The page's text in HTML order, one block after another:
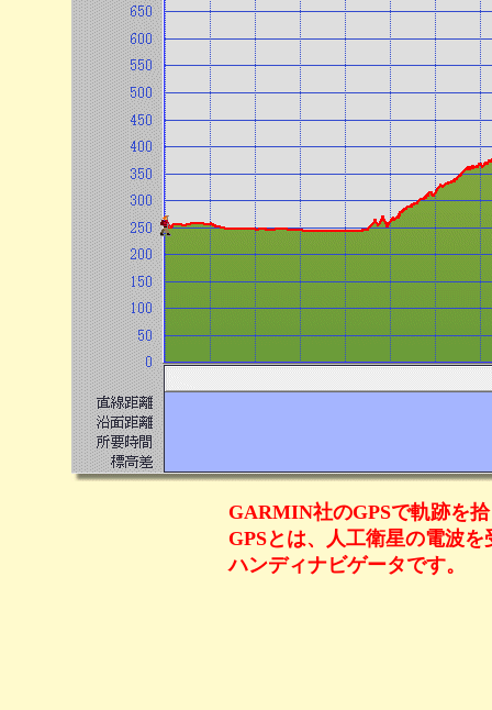
GARMIN社のGPSで軌跡を
GPSとは、人工衛星の電波
ハンディナビゲータです。